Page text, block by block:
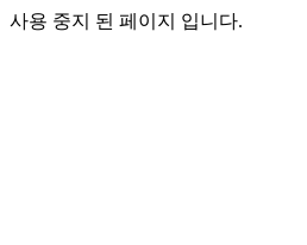
사용 중지 된 페이지 입니다.